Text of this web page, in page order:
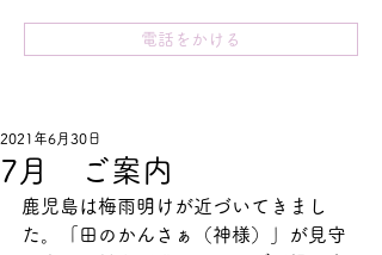
電話をかける
7月 ご案内
2021年6月30日
鹿児島は梅雨明けが近づいてきまし
た。「田のかんさぁ（神様）」が見守